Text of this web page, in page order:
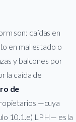
son: caídas en
en mal estado o
y balcones por
la caída de
de
—cuya
10.1.e) LPH— es la